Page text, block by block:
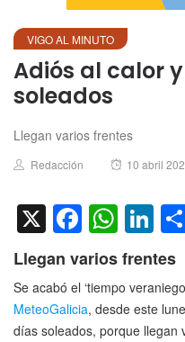
VIGO AL MINUTO
Adiós al calor
soleados
Llegan varios frentes
Author
Redacción
Posted
10 abril
X
Llegan varios frentes
Se acabó el ‘tiempo
MeteoGalicia, desde este
días soleados, porque llegan